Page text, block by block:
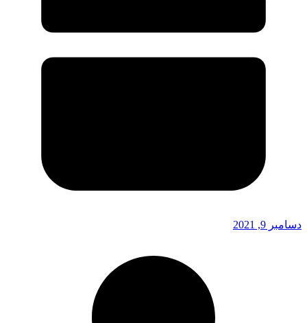
دسامبر 9, 2021